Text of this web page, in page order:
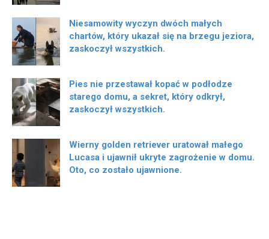
Niesamowity wyczyn dwóch małych
chartów, który ukazał się na brzegu jeziora,
zaskoczył wszystkich.
Pies nie przestawał kopać w podłodze
starego domu, a sekret, który odkrył,
zaskoczył wszystkich.
Wierny golden retriever uratował małego
Lucasa i ujawnił ukryte zagrożenie w domu.
Oto, co zostało ujawnione.